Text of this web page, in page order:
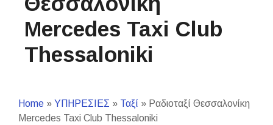
Mercedes Taxi Club
Thessaloniki
Home » ΥΠΗΡΕΣΙΕΣ » Ταξί » Ραδιοταξί Θεσσαλονίκη
Mercedes Taxi Club Thessaloniki